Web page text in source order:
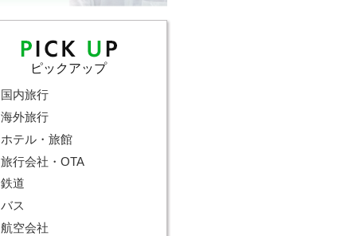
ピックアップ
バス
ホテル・旅館
国内旅行
旅行会社・OTA
海外旅行
航空会社
鉄道